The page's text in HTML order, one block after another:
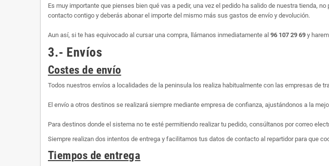
Es muy importante que pienses bien qué vas a pedir, una vez el pedido ha salido de nuestra tienda,
contacto contigo y deberás abonar el importe del mismo más sus gastos de envío y devolución.
Aun así, si te has equivocado al cursar una compra, llámanos inmediatamente al 96 107 29 69 y
3.- Envíos
Costes de envío
Todos nuestros envíos a localidades de la peninsula los realiza habitualmente con las empresas de
El envío a otros destinos se realizará siempre mediante empresa de confianza, ajustándonos a la
Para destinos donde el sistema no te esté permitiendo realizar tu pedido, consúltanos por correo
Siempre realizan dos intentos de entrega y facilitamos tus datos de contacto al repartidor para que
Tiempos de entrega